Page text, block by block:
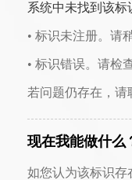
系统中未找到该标
• 标识未注册。请
• 标识错误。请检
若问题仍存在，请
现在我能做什么
如您认为该标识存